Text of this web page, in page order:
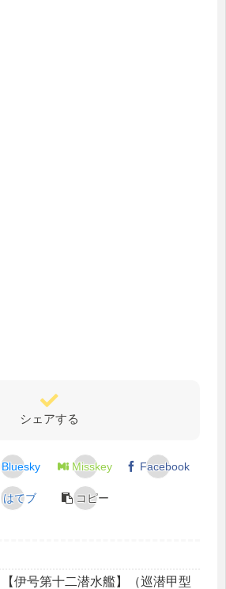
シェアする
Bluesky Misskey Facebook
はてブ コピー
【伊号第十二潜水艦】（巡潜甲型